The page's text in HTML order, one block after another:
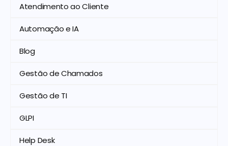
Atendimento ao Cliente
Automação e IA
Blog
Gestão de Chamados
Gestão de TI
GLPI
Help Desk